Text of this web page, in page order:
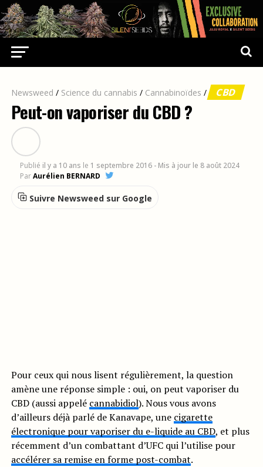
Newsweed / Science du cannabis / Cannabinoïdes / CBD
Peut-on vaporiser du CBD ?
Publié il y a 10 ans le 1 septembre 2016 - Mis à jour le 8 août 2024
ParAurélien BERNARD
Suivre Newsweed sur Google
Pour ceux qui nous lisent régulièrement, la question
amène une réponse simple : oui, on peut vaporiser du
CBD (aussi appelé cannabidiol). Nous vous avons
d’ailleurs déjà parlé de Kanavape, une cigarette
électronique pour vaporiser du e-liquide au CBD, et plus
récemment d’un combattant d’UFC qui l’utilise pour
accélérer sa remise en forme post-combat.